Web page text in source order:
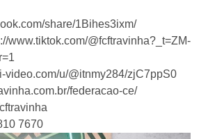
share/1Bihes3ixm/
@fcftravinha?_t=ZM-
video.com/u/@itnmy284/zjC7ppS0
federacao-ce/
7670